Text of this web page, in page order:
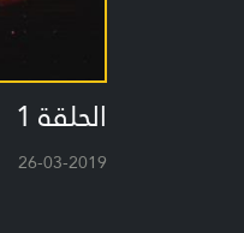
الحلقة 1
26-03-2019